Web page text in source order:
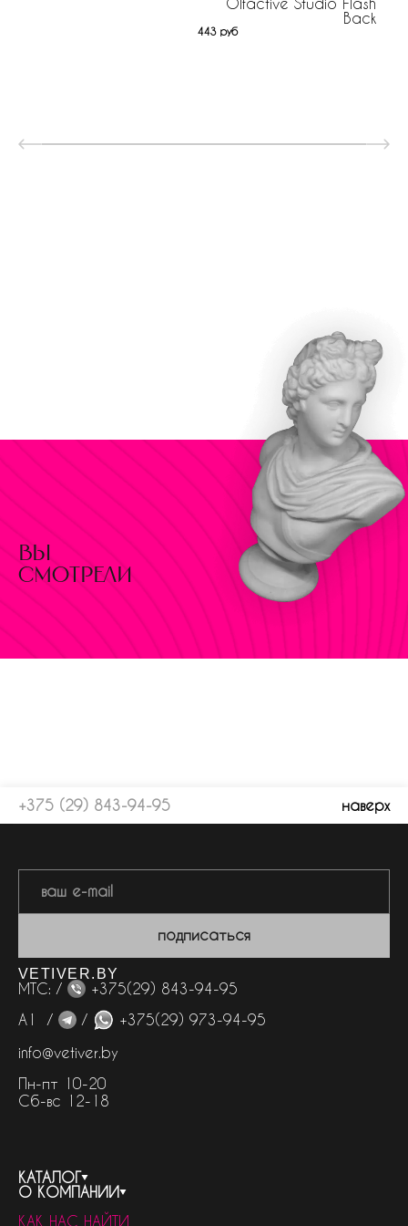
Back
443 руб
вы
смотрели
+375 (29) 843-94-95 наверх
подписаться
VETIVER.BY
МТС: /
+375(29) 843-94-95
А1 /
/
+375(29) 973-94-95
info@vetiver.by
Пн-пт 10-20
Сб-вс 12-18
КАТАЛОГ
весь каталог
О КОМПАНИИ
КАК НАС НАЙТИ